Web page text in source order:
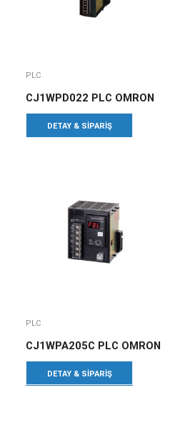
PLC
CJ1WPD022 PLC OMRON
DETAY & SIPARIŞ
PLC
CJ1WPA205C PLC OMRON
DETAY & SIPARIŞ